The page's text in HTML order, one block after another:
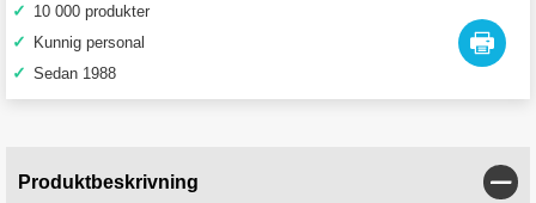
✓ 10 000 produkter
✓ Kunnig personal
✓ Sedan 1988
Produktbeskrivning